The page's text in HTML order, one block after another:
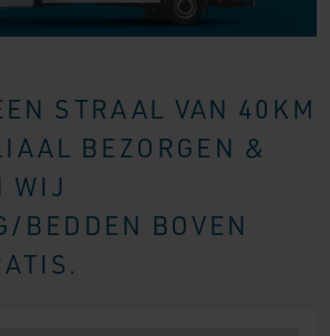
STRAAL VAN 40KM
BEZORGEN &
WIJ
BEDDEN BOVEN